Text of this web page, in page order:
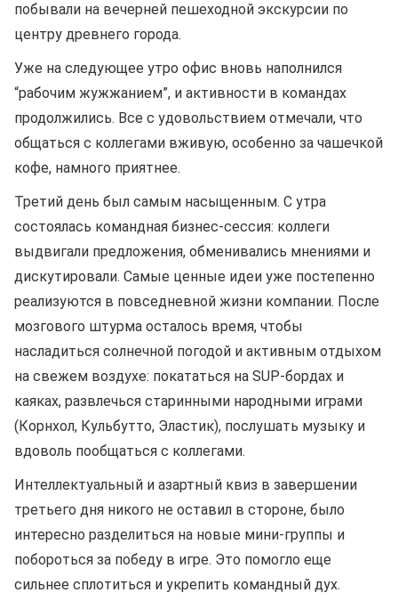
побывали на вечерней пешеходной экскурсии по
центру древнего города.
Уже на следующее утро офис вновь наполнился
“рабочим жужжанием”, и активности в командах
продолжились. Все с удовольствием отмечали, что
общаться с коллегами вживую, особенно за чашечкой
кофе, намного приятнее.
Третий день был самым насыщенным. С утра
состоялась командная бизнес-сессия: коллеги
выдвигали предложения, обменивались мнениями и
дискутировали. Самые ценные идеи уже постепенно
реализуются в повседневной жизни компании. После
мозгового штурма осталось время, чтобы
насладиться солнечной погодой и активным отдыхом
на свежем воздухе: покататься на SUP-бордах и
каяках, развлечься старинными народными играми
(Корнхол, Кульбутто, Эластик), послушать музыку и
вдоволь пообщаться с коллегами.
Интеллектуальный и азартный квиз в завершении
третьего дня никого не оставил в стороне, было
интересно разделиться на новые мини-группы и
побороться за победу в игре. Это помогло еще
сильнее сплотиться и укрепить командный дух.